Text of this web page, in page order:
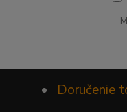
• Doručenie